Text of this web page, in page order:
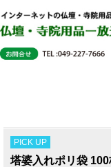
PICK UP
塔婆入れポリ袋